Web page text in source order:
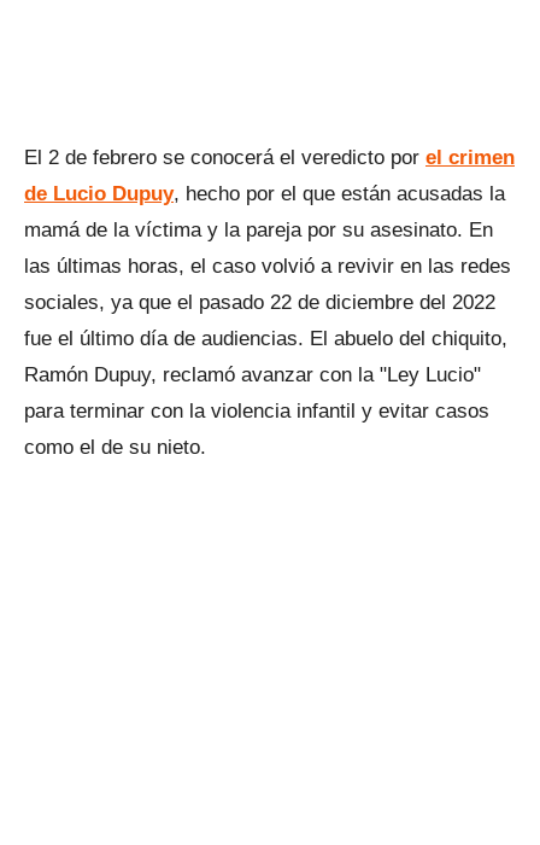
El 2 de febrero se conocerá el veredicto por el crimen
de Lucio Dupuy, hecho por el que están acusadas la
mamá de la víctima y la pareja por su asesinato. En
las últimas horas, el caso volvió a revivir en las redes
sociales, ya que el pasado 22 de diciembre del 2022
fue el último día de audiencias. El abuelo del chiquito,
Ramón Dupuy, reclamó avanzar con la "Ley Lucio"
para terminar con la violencia infantil y evitar casos
como el de su nieto.